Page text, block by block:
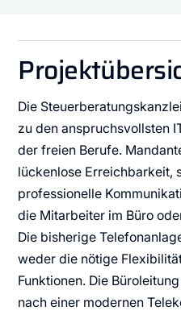
Die
zu den anspruchsvollsten
der freien Berufe.
lückenlose Erreichbarkeit,
professionelle
die Mitarbeiter im Büro
Die bisherige
weder die nötige
Funktionen. Die
nach einer modernen